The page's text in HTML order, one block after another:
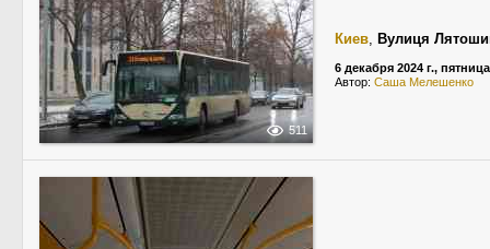
511
Киев, Вулиця
6 декабря 2024 г., пятница
Автор: Саша Мелешенко